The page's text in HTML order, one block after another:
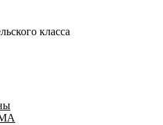
класса